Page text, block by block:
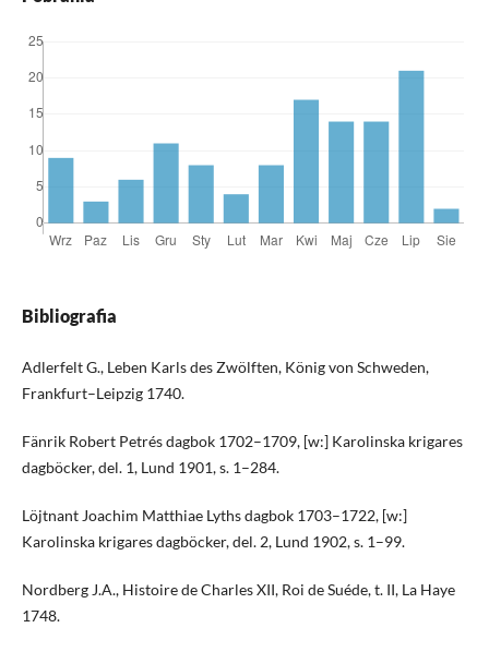
Bibliografia
Adlerfelt G., Leben Karls des Zwölften, König von Schweden,
Frankfurt–Leipzig 1740.
Fänrik Robert Petrés dagbok 1702–1709, [w:] Karolinska krigares
dagböcker, del. 1, Lund 1901, s. 1–284.
Löjtnant Joachim Matthiae Lyths dagbok 1703–1722, [w:]
Karolinska krigares dagböcker, del. 2, Lund 1902, s. 1–99.
Nordberg J.A., Histoire de Charles XII, Roi de Suéde, t. II, La Haye
1748.